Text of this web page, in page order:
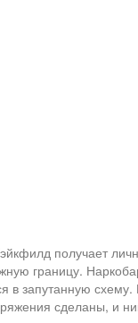
получает
границу.
в запутанную
сделаны, и